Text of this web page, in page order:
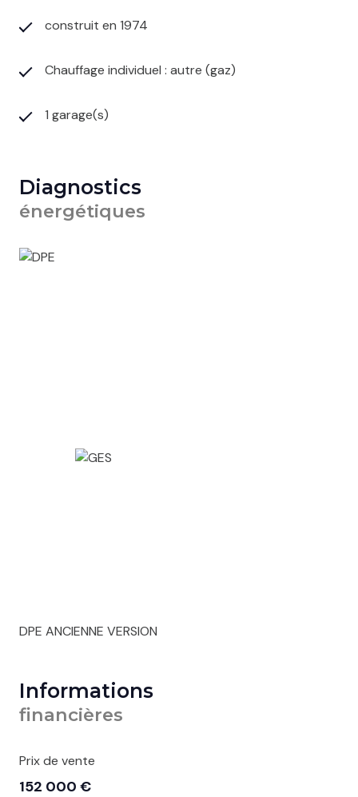
construit en 1974
Chauffage individuel : autre (gaz)
1 garage(s)
Diagnostics
énergétiques
DPE ANCIENNE VERSION
Informations
financières
Prix de vente
152 000 €